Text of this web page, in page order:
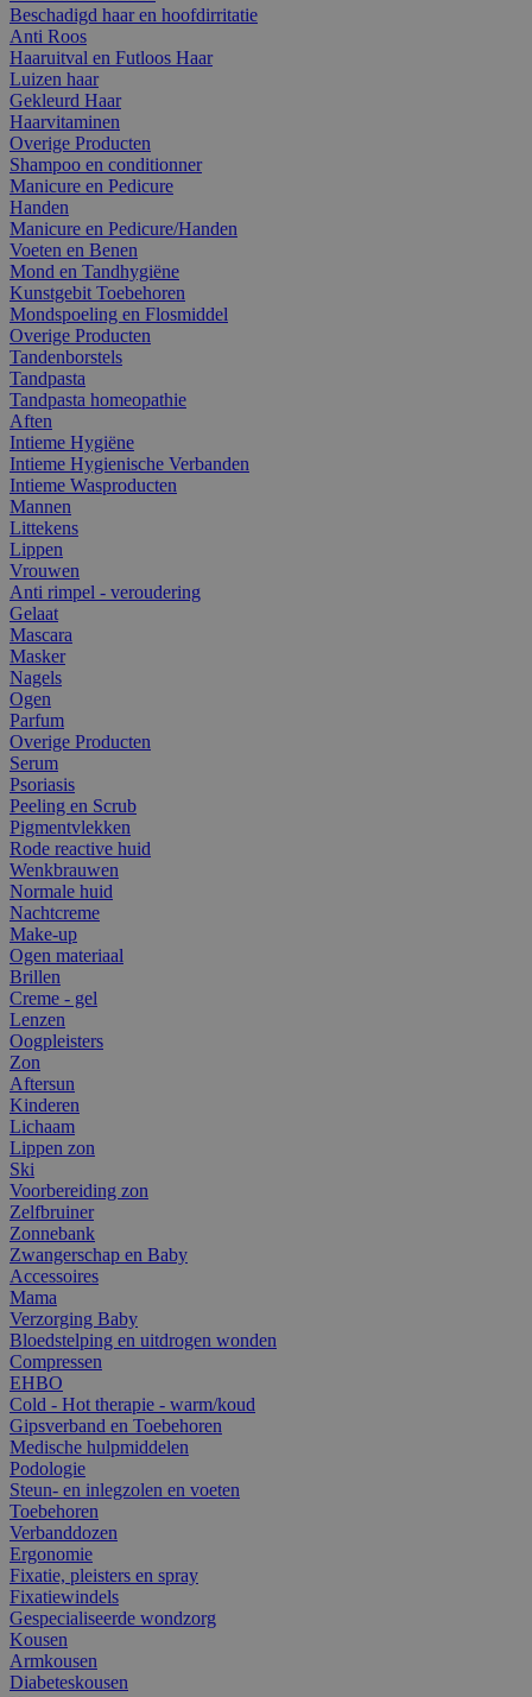
Beschadigd haar en hoofdirritatie
Anti Roos
Haaruitval en Futloos Haar
Luizen haar
Gekleurd Haar
Haarvitaminen
Overige Producten
Shampoo en conditionner
Manicure en Pedicure
Handen
Manicure en Pedicure/Handen
Voeten en Benen
Mond en Tandhygiëne
Kunstgebit Toebehoren
Mondspoeling en Flosmiddel
Overige Producten
Tandenborstels
Tandpasta
Tandpasta homeopathie
Aften
Intieme Hygiëne
Intieme Hygienische Verbanden
Intieme Wasproducten
Mannen
Littekens
Lippen
Vrouwen
Anti rimpel - veroudering
Gelaat
Mascara
Masker
Nagels
Ogen
Parfum
Overige Producten
Serum
Psoriasis
Peeling en Scrub
Pigmentvlekken
Rode reactive huid
Wenkbrauwen
Normale huid
Nachtcreme
Make-up
Ogen materiaal
Brillen
Creme - gel
Lenzen
Oogpleisters
Zon
Aftersun
Kinderen
Lichaam
Lippen zon
Ski
Voorbereiding zon
Zelfbruiner
Zonnebank
Zwangerschap en Baby
Accessoires
Mama
Verzorging Baby
Bloedstelping en uitdrogen wonden
Compressen
EHBO
Cold - Hot therapie - warm/koud
Gipsverband en Toebehoren
Medische hulpmiddelen
Podologie
Steun- en inlegzolen en voeten
Toebehoren
Verbanddozen
Ergonomie
Fixatie, pleisters en spray
Fixatiewindels
Gespecialiseerde wondzorg
Kousen
Armkousen
Diabeteskousen